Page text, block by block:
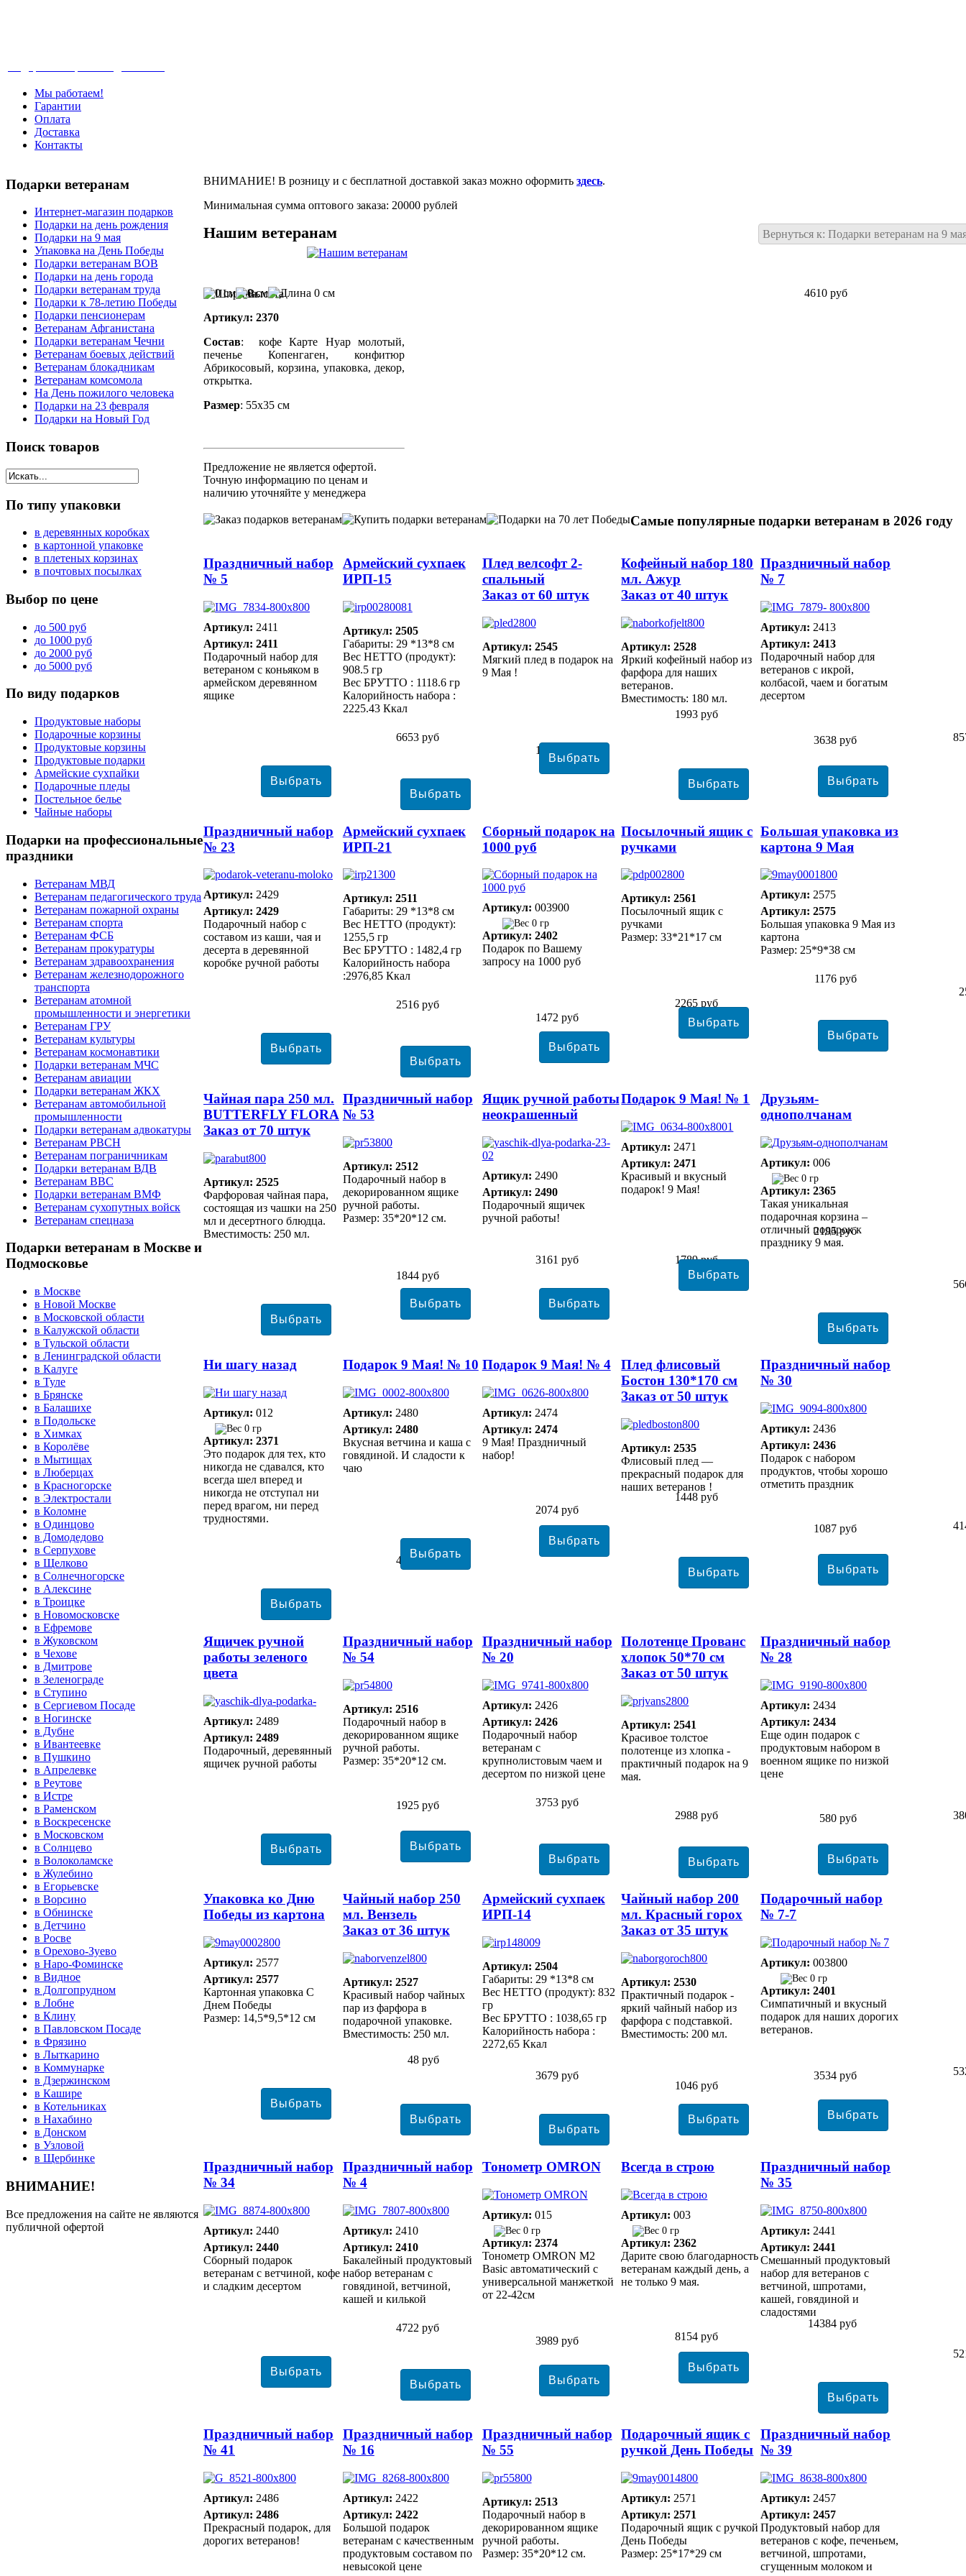
Мы работаем!
Гарантии
Оплата
Доставка
Контакты
ВНИМАНИЕ! В розницу и с бесплатной доставкой заказ можно оформить здесь.
Минимальная сумма оптового заказа: 20000 рублей
Вернуться к: Подарки ветеранам на 9
Нашим ветеранам
4610 руб
0 см 0 см
0 см
Артикул: 2370
Состав: кофе Карте Нуар молотый,
печенье Копенгаген, конфитюр
Абрикосовый, корзина, упаковка, декор,
открытка.
Размер: 55х35 см
Предложение не является офертой.
Точную информацию по ценам и
наличию уточняйте у менеджера
Самые популярные подарки ветеранам в 2026 году
Праздничный набор
№ 5
Артикул: 2411
Артикул: 2411
Подарочный набор для
ветераном с коньяком в
армейском деревянном
ящике
6653 руб
Армейский сухпаек
ИРП-15
Артикул: 2505
Габариты: 29 *13*8 см
Вес НЕТТО (продукт):
908.5 гр
Вес БРУТТО : 1118.6 гр
Калорийность набора :
2225.43 Ккал
1078 руб
Плед велсофт 2-
спальный
Заказ от 60 штук
Артикул: 2545
Мягкий плед в подарок на
9 Мая !
1993 руб
Кофейный набор 180
мл. Ажур
Заказ от 40 штук
Артикул: 2528
Яркий кофейный набор из
фарфора для наших
ветеранов.
Вместимость: 180 мл.
3638 руб
Праздничный набор
№ 7
Артикул: 2413
Артикул: 2413
Подарочный набор для
ветеранов с икрой,
колбасой, чаем и богатым
десертом
Праздничный набор
№ 23
Артикул: 2429
Артикул: 2429
Подарочный набор с
составом из каши, чая и
десерта в деревянной
коробке ручной работы
2516 руб
Армейский сухпаек
ИРП-21
Артикул: 2511
Габариты: 29 *13*8 см
Вес НЕТТО (продукт):
1255,5 гр
Вес БРУТТО : 1482,4 гр
Калорийность набора
:2976,85 Ккал
1472 руб
Сборный подарок на
1000 руб
Артикул: 003900
0 гр
Артикул: 2402
Подарок по Вашему
запросу на 1000 руб
2265 руб
Посылочный ящик с
ручками
Артикул: 2561
Посылочный ящик с
ручками
Размер: 33*21*17 см
1176 руб
Большая упаковка из
картона 9 Мая
Артикул: 2575
Артикул: 2575
Большая упаковка 9 Мая из
картона
Размер: 25*9*38 см
Чайная пара 250 мл.
BUTTERFLY FLORA
Заказ от 70 штук
Артикул: 2525
Фарфоровая чайная пара,
состоящая из чашки на 250
мл и десертного блюдца.
Вместимость: 250 мл.
1844 руб
Праздничный набор
№ 53
Артикул: 2512
Подарочный набор в
декорированном ящике
ручной работы.
Размер: 35*20*12 см.
3161 руб
Ящик ручной работы
неокрашенный
Артикул: 2490
Артикул: 2490
Подарочный ящичек
ручной работы!
1789 руб
Подарок 9 Мая! № 1
Артикул: 2471
Артикул: 2471
Красивый и вкусный
подарок! 9 Мая!
2195 руб
Друзьям-
однополчанам
Артикул: 006
0 гр
Артикул: 2365
Такая уникальная
подарочная корзина –
отличный подарок к
празднику 9 мая.
Ни шагу назад
Артикул: 012
0 гр
Артикул: 2371
Это подарок для тех, кто
никогда не сдавался, кто
всегда шел вперед и
никогда не отступал ни
перед врагом, ни перед
трудностями.
4983 руб
Подарок 9 Мая! № 10
Артикул: 2480
Артикул: 2480
Вкусная ветчина и каша с
говядиной. И сладости к
чаю
2074 руб
Подарок 9 Мая! № 4
Артикул: 2474
Артикул: 2474
9 Мая! Праздничный
набор!
1448 руб
Плед флисовый
Бостон 130*170 см
Заказ от 50 штук
Артикул: 2535
Флисовый плед —
прекрасный подарок для
наших ветеранов !
1087 руб
Праздничный набор
№ 30
Артикул: 2436
Артикул: 2436
Подарок с набором
продуктов, чтобы хорошо
отметить праздник
Ящичек ручной
работы зеленого
цвета
Артикул: 2489
Артикул: 2489
Подарочный, деревянный
ящичек ручной работы
1925 руб
Праздничный набор
№ 54
Артикул: 2516
Подарочный набор в
декорированном ящике
ручной работы.
Размер: 35*20*12 см.
3753 руб
Праздничный набор
№ 20
Артикул: 2426
Артикул: 2426
Подарочный набор
ветеранам с
крупнолистовым чаем и
десертом по низкой цене
2988 руб
Полотенце Прованс
хлопок 50*70 см
Заказ от 50 штук
Артикул: 2541
Красивое толстое
полотенце из хлопка -
практичный подарок на 9
мая.
580 руб
Праздничный набор
№ 28
Артикул: 2434
Артикул: 2434
Еще один подарок с
продуктовым набором в
военном ящике по низкой
цене
Упаковка ко Дню
Победы из картона
Артикул: 2577
Артикул: 2577
Картонная упаковка С
Днем Победы
Размер: 14,5*9,5*12 см
48 руб
Чайный набор 250
мл. Вензель
Заказ от 36 штук
Артикул: 2527
Красивый набор чайных
пар из фарфора в
подарочной упаковке.
Вместимость: 250 мл.
3679 руб
Армейский сухпаек
ИРП-14
Артикул: 2504
Габариты: 29 *13*8 см
Вес НЕТТО (продукт): 832
гр
Вес БРУТТО : 1038,65 гр
Калорийность набора :
2272,65 Ккал
1046 руб
Чайный набор 200
мл. Красный горох
Заказ от 35 штук
Артикул: 2530
Практичный подарок -
яркий чайный набор из
фарфора с подставкой.
Вместимость: 200 мл.
3534 руб
Подарочный набор
№ 7-7
Артикул: 003800
0 гр
Артикул: 2401
Симпатичный и вкусный
подарок для наших дорогих
ветеранов.
Праздничный набор
№ 34
Артикул: 2440
Артикул: 2440
Сборный подарок
ветеранам с ветчиной, кофе
и сладким десертом
4722 руб
Праздничный набор
№ 4
Артикул: 2410
Артикул: 2410
Бакалейный продуктовый
набор ветеранам с
говядиной, ветчиной,
кашей и килькой
3989 руб
Тонометр ОMRON
Артикул: 015
0 гр
Артикул: 2374
Тонометр ОMRON M2
Basic автоматический с
универсальной манжеткой
от 22-42см
8154 руб
Всегда в строю
Артикул: 003
0 гр
Артикул: 2362
Дарите свою благодарность
ветеранам каждый день, а
не только 9 мая.
14384 руб
Праздничный набор
№ 35
Артикул: 2441
Артикул: 2441
Смешанный продуктовый
набор для ветеранов с
ветчиной, шпротами,
кашей, говядиной и
сладостями
Праздничный набор
№ 41
Артикул: 2486
Артикул: 2486
Прекрасный подарок, для
дорогих ветеранов!
Праздничный набор
№ 16
Артикул: 2422
Артикул: 2422
Большой подарок
ветеранам с качественным
продуктовым составом по
невысокой цене
Праздничный набор
№ 55
Артикул: 2513
Подарочный набор в
декорированном ящике
ручной работы.
Размер: 35*20*12 см.
Подарочный ящик с
ручкой День Победы
Артикул: 2571
Артикул: 2571
Подарочный ящик с ручкой
День Победы
Размер: 25*17*29 см
Праздничный набор
№ 39
Артикул: 2457
Артикул: 2457
Продуктовый набор для
ветеранов с кофе, печеньем,
ветчиной, шпротами,
сгущенным молоком и
Подарки ветеранам
Интернет-магазин подарков
Подарки на день рождения
Подарки на 9 мая
Упаковка на День Победы
Подарки ветеранам ВОВ
Подарки на день города
Подарки ветеранам труда
Подарки к 78-летию Победы
Подарки пенсионерам
Ветеранам Афганистана
Подарки ветеранам Чечни
Ветеранам боевых действий
Ветеранам блокадникам
Ветеранам комсомола
На День пожилого человека
Подарки на 23 февраля
Подарки на Новый Год
Поиск товаров
По типу упаковки
в деревянных коробках
в картонной упаковке
в плетеных корзинах
в почтовых посылках
Выбор по цене
до 500 руб
до 1000 руб
до 2000 руб
до 5000 руб
По виду подарков
Продуктовые наборы
Подарочные корзины
Продуктовые корзины
Продуктовые подарки
Армейские сухпайки
Подарочные пледы
Постельное белье
Чайные наборы
Подарки на профессиональные
праздники
Ветеранам МВД
Ветеранам педагогического труда
Ветеранам пожарной охраны
Ветеранам спорта
Ветеранам ФСБ
Ветеранам прокуратуры
Ветеранам здравоохранения
Ветеранам железнодорожного
транспорта
Ветеранам атомной
промышленности и энергетики
Ветеранам ГРУ
Ветеранам культуры
Ветеранам космонавтики
Подарки ветеранам МЧС
Ветеранам авиации
Подарки ветеранам ЖКХ
Ветеранам автомобильной
промышленности
Подарки ветеранам адвокатуры
Ветеранам РВСН
Ветеранам пограничникам
Подарки ветеранам ВДВ
Ветеранам ВВС
Подарки ветеранам ВМФ
Ветеранам сухопутных войск
Ветеранам спецназа
Подарки ветеранам в Москве и
Подмосковье
в Москве
в Новой Москве
в Московской области
в Калужской области
в Тульской области
в Ленинградской области
в Калуге
в Туле
в Брянске
в Балашихе
в Подольске
в Химках
в Королёве
в Мытищах
в Люберцах
в Красногорске
в Электростали
в Коломне
в Одинцово
в Домодедово
в Серпухове
в Щелково
в Солнечногорске
в Алексине
в Троицке
в Новомосковске
в Ефремове
в Жуковском
в Чехове
в Дмитрове
в Зеленограде
в Ступино
в Сергиевом Посаде
в Ногинске
в Дубне
в Ивантеевке
в Пушкино
в Апрелевке
в Реутове
в Истре
в Раменском
в Воскресенске
в Московском
в Солнцево
в Волоколамске
в Жулебино
в Егорьевске
в Ворсино
в Обнинске
в Детчино
в Росве
в Орехово-Зуево
в Наро-Фоминске
в Видное
в Долгопрудном
в Лобне
в Клину
в Павловском Посаде
в Фрязино
в Лыткарино
в Коммунарке
в Дзержинском
в Кашире
в Котельниках
в Нахабино
в Донском
в Узловой
в Щербинке
ВНИМАНИЕ!
Все предложения на сайте не являются
публичной офертой